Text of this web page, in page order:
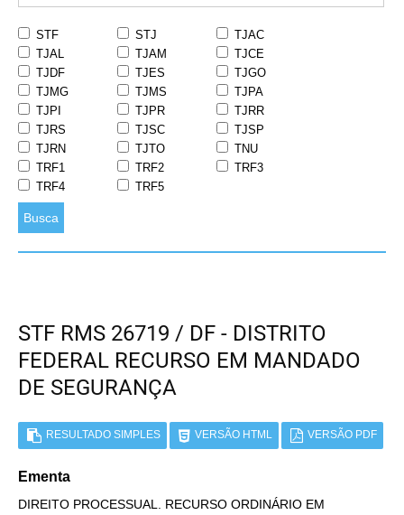
STF STJ
TJAC
TJAL
TJAM
TJCE
TJDF
TJES
TJGO
TJMG
TJMS
TJPA
TJPI
TJPR
TJRR
TJRS
TJSC
TJSP
TJRN
TJTO
TNU
TRF1
TRF2
TRF3
TRF4
TRF5
Busca
STF RMS 26719 / DF - DISTRITO
FEDERAL RECURSO EM MANDADO
DE SEGURANÇA
RESULTADO SIMPLES VERSÃO HTML VERSÃO PDF
Ementa
DIREITO PROCESSUAL. RECURSO ORDINÁRIO EM